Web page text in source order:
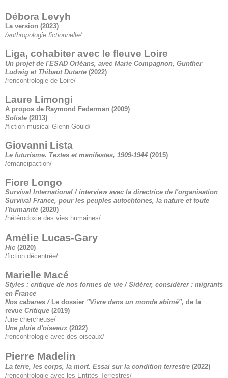
Débora Levyh
La version (2023)
/anthropologie fictionnelle/
Liga, cohabiter avec le fleuve Loire
Un projet de l'ESAD Orléans, avec Marie Compagnon, Gunther
Ludwig et Thibaut Dutarte (2022)
/rencontrologie de Loire/
Laure Limongi
A propos de Raymond Federman (2009)
Soliste (2013)
/fiction musical-Glenn Gould/
Giovanni Lista
Le futurisme. Textes et manifestes, 1909-1944 (2015)
/émancipaction/
Fiore Longo
Survival International / interview avec la directrice de l'organisation
Survival France, pour les peuples autochtones, la nature et toute
l'humanité (2020)
/hétérodoxie des vies humaines/
Amélie Lucas-Gary
Hic (2020)
/fiction décentrée/
Marielle Macé
Styles : critique de nos formes de vie / Sidérer, considérer : migrants
en France
Nos cabanes / Le dossier "Vivre dans un monde abîmé", de la
revue Critique (2019)
/une chercheuse/
Une pluie d'oiseaux (2022)
/rencontrologie avec des oiseaux/
Pierre Madelin
La terre, les corps, la mort. Essai sur la condition terrestre (2022)
/rencontrologie avec les Entités Terrestres/